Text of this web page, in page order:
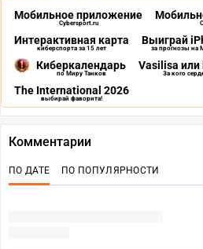
Мобильное приложение
Cybersport.ru
Интерактивная карта
киберспорта за 15 лет
Выиграй
за прогнозы на
Киберкалендарь
по Миру Танков
Vasilisa или
За кого
The International 2026
выбирай фаворита!
Комментарии
ПО ДАТЕ ПО ПОПУЛЯРНОСТИ